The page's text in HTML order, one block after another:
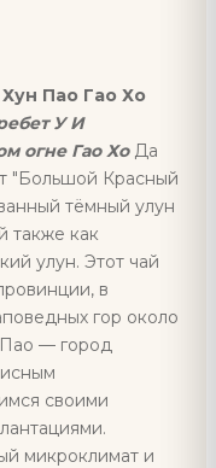
Пао Гао Хо
У И
огне Гао ХоДа
"Большой Красный
тёмный улун
также как
улун. Этот чай
в
гор около
— город
своими
микроклимат и